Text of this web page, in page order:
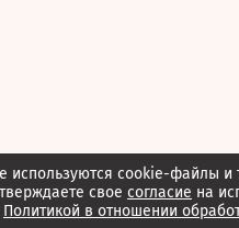
используются cookie-файлы и
свое согласие на
Политикой в отношении